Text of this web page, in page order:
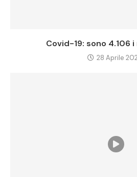
Covid-19: sono 4.106 i
28 Aprile